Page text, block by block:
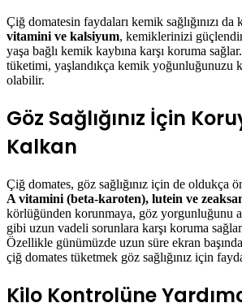
Çiğ domatesin faydaları kemik sağlığınızı
vitamini ve kalsiyum, kemiklerinizi
yaşa bağlı kemik kaybına karşı koruma
tüketimi, yaşlandıkça kemik yoğunluğunuzu
olabilir.
Göz Sağlığınız İçin
Kalkan
Çiğ domates, göz sağlığınız için de oldukça
A vitamini (beta-karoten), lutein ve
körlüğünden korunmaya, göz yorgunluğunu
gibi uzun vadeli sorunlara karşı koruma
Özellikle günümüzde uzun süre ekran
çiğ domates tüketmek göz sağlığınız için
Kilo Kontrolüne